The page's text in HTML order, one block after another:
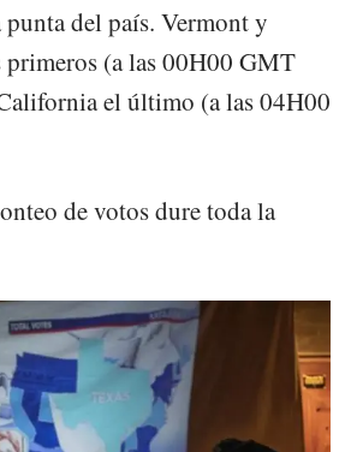
punta del país. Vermont y
(a las 00H00 GMT
el último (a las 04H00
de votos dure toda la